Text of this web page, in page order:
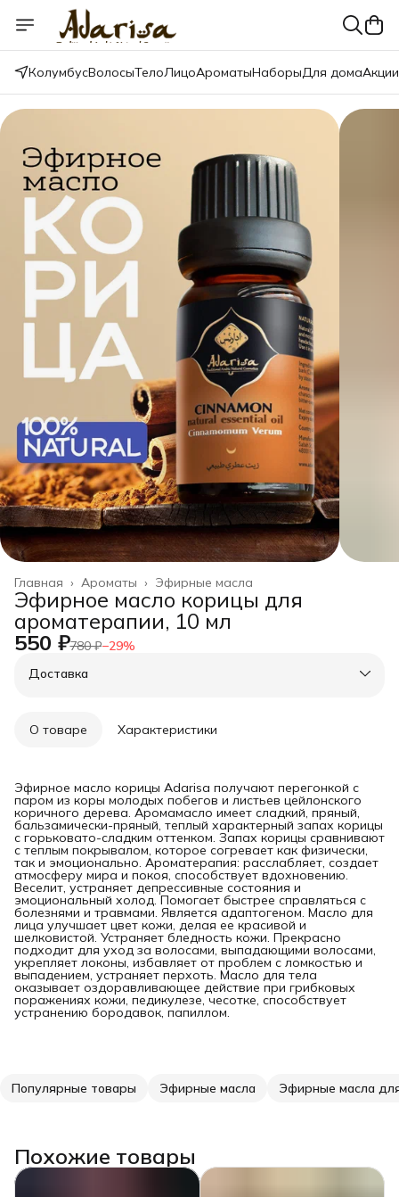
КолумбусВолосыТелоЛицоАроматыНаборыДля домаАкции
Эфирные масла
Ароматы ›
Главная ›
Эфирное масло корицы для
ароматерапии, 10 мл
550 ₽780 ₽−29%
Доставка
О товаре Характеристики
Эфирное масло корицы Adarisa получают перегонкой с
паром из коры молодых побегов и листьев цейлонского
коричного дерева. Аромамасло имеет сладкий, пряный,
бальзамически-пряный, теплый характерный запах корицы
с горьковато-сладким оттенком. Запах корицы сравнивают
с теплым покрывалом, которое согревает как физически,
так и эмоционально. Ароматерапия: расслабляет, создает
атмосферу мира и покоя, способствует вдохновению.
Веселит, устраняет депрессивные состояния и
эмоциональный холод. Помогает быстрее справляться с
болезнями и травмами. Является адаптогеном. Масло для
лица улучшает цвет кожи, делая ее красивой и
шелковистой. Устраняет бледность кожи. Прекрасно
подходит для уход за волосами, выпадающими волосами,
укрепляет локоны, избавляет от проблем с ломкостью и
выпадением, устраняет перхоть. Масло для тела
оказывает оздоравливающее действие при грибковых
поражениях кожи, педикулезе, чесотке, способствует
устранению бородавок, папиллом.
Популярные товары Эфирные масла Эфирные масла
Похожие товары